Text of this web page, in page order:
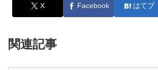
X Facebook はてブ
関連記事